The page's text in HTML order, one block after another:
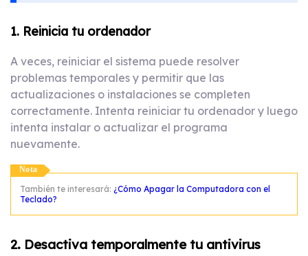
1. Reinicia tu ordenador
A veces, reiniciar el sistema puede resolver
problemas temporales y permitir que las
actualizaciones o instalaciones se completen
correctamente. Intenta reiniciar tu ordenador y luego
intenta instalar o actualizar el programa
nuevamente.
Nota
También te interesará: ¿Cómo Apagar la Computadora con el
Teclado?
2. Desactiva temporalmente tu antivirus